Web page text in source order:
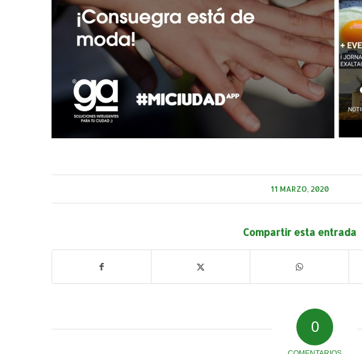
11 MARZO, 2020
Compartir esta entrada
0